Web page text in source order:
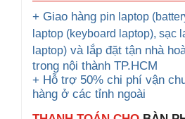
+ Giao hàng pin laptop
laptop (keyboard laptop), sạc
laptop) và lắp đặt tận nhà
trong nội thành TP.HCM
+ Hỗ trợ 50% chi phí vận
hàng ở các tỉnh ngoài